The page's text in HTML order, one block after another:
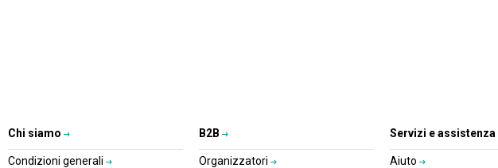
Chi siamo
Condizioni generali
B2B
Organizzatori
Servizi e assistenza
Aiuto